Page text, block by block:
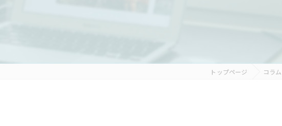
トップページ コラム